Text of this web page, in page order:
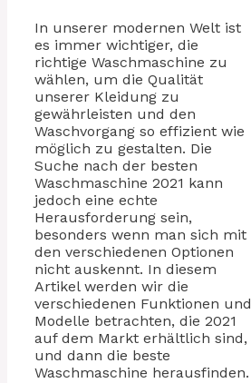
In unserer modernen Welt ist
es immer wichtiger, die
richtige Waschmaschine zu
wählen, um die Qualität
unserer Kleidung zu
gewährleisten und den
Waschvorgang so effizient wie
möglich zu gestalten. Die
Suche nach der besten
Waschmaschine 2021 kann
jedoch eine echte
Herausforderung sein,
besonders wenn man sich mit
den verschiedenen Optionen
nicht auskennt. In diesem
Artikel werden wir die
verschiedenen Funktionen und
Modelle betrachten, die 2021
auf dem Markt erhältlich sind,
und dann die beste
Waschmaschine herausfinden.